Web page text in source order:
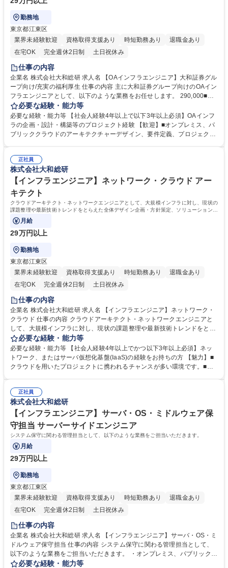
勤務地
東京都江東区
業界未経験歓迎
資格取得支援あり 時短勤務あり
退職金あり
在宅OK
完全週休2日制 土日祝休み
仕事の内容
企業名 株式会社大和総研 求人名 【OAインフラエンジニア】大和証券グル
ープ向け/充実の福利厚生 仕事の内容 主に大和証券グループ向けのOAイン
フラエンジニアとして、以下のような業務をお任せします。 290,000■Mic
rosoft365環境の設計・構築■コミュニケーション基盤（IP電話、コンタク
トセンター、メール、Teams、Zoom等）の設計・構築■OAセキュリティ
システムの設計・構築（SWG、SDP、CASB、DLP、ウィルス対策等）
募集職種 【OAインフラエンジニア】大和証券グループ向け/充実の福利厚
必要な経験・能力等
必要な経験・能力等 【社会人経験4年以上で以下3年以上必須】OAインフ
ラの企画・設計・構築等のプロジェクト経験 【歓迎】■オンプレミス、パ
ブリッククラウドのアーキテクチャーデザイン、要件定義、プロジェクト
るため、エンジニアとしてのスキルアップにつながる環境です。■マルチ
ベンダー環境で大規模プロジェクトを運営する、プロジェクトマネジメン
トスキルの習得が可能です。■お客様と直接会話をして、課題解決に向け
た企画・提案を行うことが可能です。 学歴・資格 学歴：大学院 大学 語学
力： 資格：
正社員
株式会社大和総研
【インフラエンジニア】ネットワーク・クラウド アー
キテクト
クラウドアーキテクト・ネットワークエンジニアとして、大規模インフラに対し、現状の
課題整理や最新技術トレンドをとらえた全体デザイン企画・方針策定、ソリューションの
実装を行います。
月給
29万円以上
勤務地
東京都江東区
業界未経験歓迎
資格取得支援あり 時短勤務あり
退職金あり
在宅OK
完全週休2日制 土日祝休み
仕事の内容
企業名 株式会社大和総研 求人名 【インフラエンジニア】ネットワーク・
クラウド 仕事の内容 クラウドアーキテクト・ネットワークエンジニアと
して、大規模インフラに対し、現状の課題整理や最新技術トレンドをとら
えた全体デザイン企画・方針策定、ソリューションの実装を行います。
【プロジェクト事例】■オンプレミス環境からAWS、Azure、OCI等のパ
ブリッククラウド環境へのマイグレーション■ハイブリッドクラウド環境
の構築■プライベートクラウドを活用したシステム構築 ※オンプレミス・
erpriseLinux、Oracle、IBM MQ、HULFT 等 募集職種 【インフラエンジ
ニア】ネットワーク・クラウド
必要な経験・能力等
必要な経験・能力等 【社会人経験4年以上でかつ以下3年以上必須】ネッ
トワーク、またはサーバ仮想化基盤(IaaS)の経験をお持ちの方 【魅力】■
クラウドを用いたプロジェクトに携われるチャンスが多い環境です。■イ
術習得の支援も積極的に行っており、特にクラウド系資格保有者が多数在
籍する組織です。組織として学習のバックアップも行っており、インフラ
エンジニアとして成長できる環境です。 学歴・資格 学歴：大学院 大学 語
学力： 資格：
正社員
株式会社大和総研
【インフラエンジニア】サーバ・OS・ミドルウェア保
守担当 サーバーサイドエンジニア
システム保守に関わる管理担当として、以下のような業務をご担当いただきます。
月給
29万円以上
勤務地
東京都江東区
業界未経験歓迎
資格取得支援あり 時短勤務あり
退職金あり
在宅OK
完全週休2日制 土日祝休み
仕事の内容
企業名 株式会社大和総研 求人名 【インフラエンジニア】サーバ・OS・ミ
ドルウェア保守担当 仕事の内容 システム保守に関わる管理担当として、
以下のような業務をご担当いただきます。 ・オンプレミス、パブリックク
ラウドにおけるサーバインフラ保守の評価および改善・サーバインフラの
必要な経験・能力等